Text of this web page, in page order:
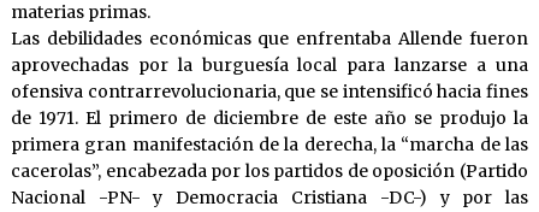
materias primas.
Las debilidades económicas que enfrentaba Allende fueron
aprovechadas por la burguesía local para lanzarse a una
ofensiva contrarrevolucionaria, que se intensificó hacia fines
de 1971. El primero de diciembre de este año se produjo la
primera gran manifestación de la derecha, la “marcha de las
cacerolas”, encabezada por los partidos de oposición (Partido
Nacional -PN- y Democracia Cristiana -DC-) y por las